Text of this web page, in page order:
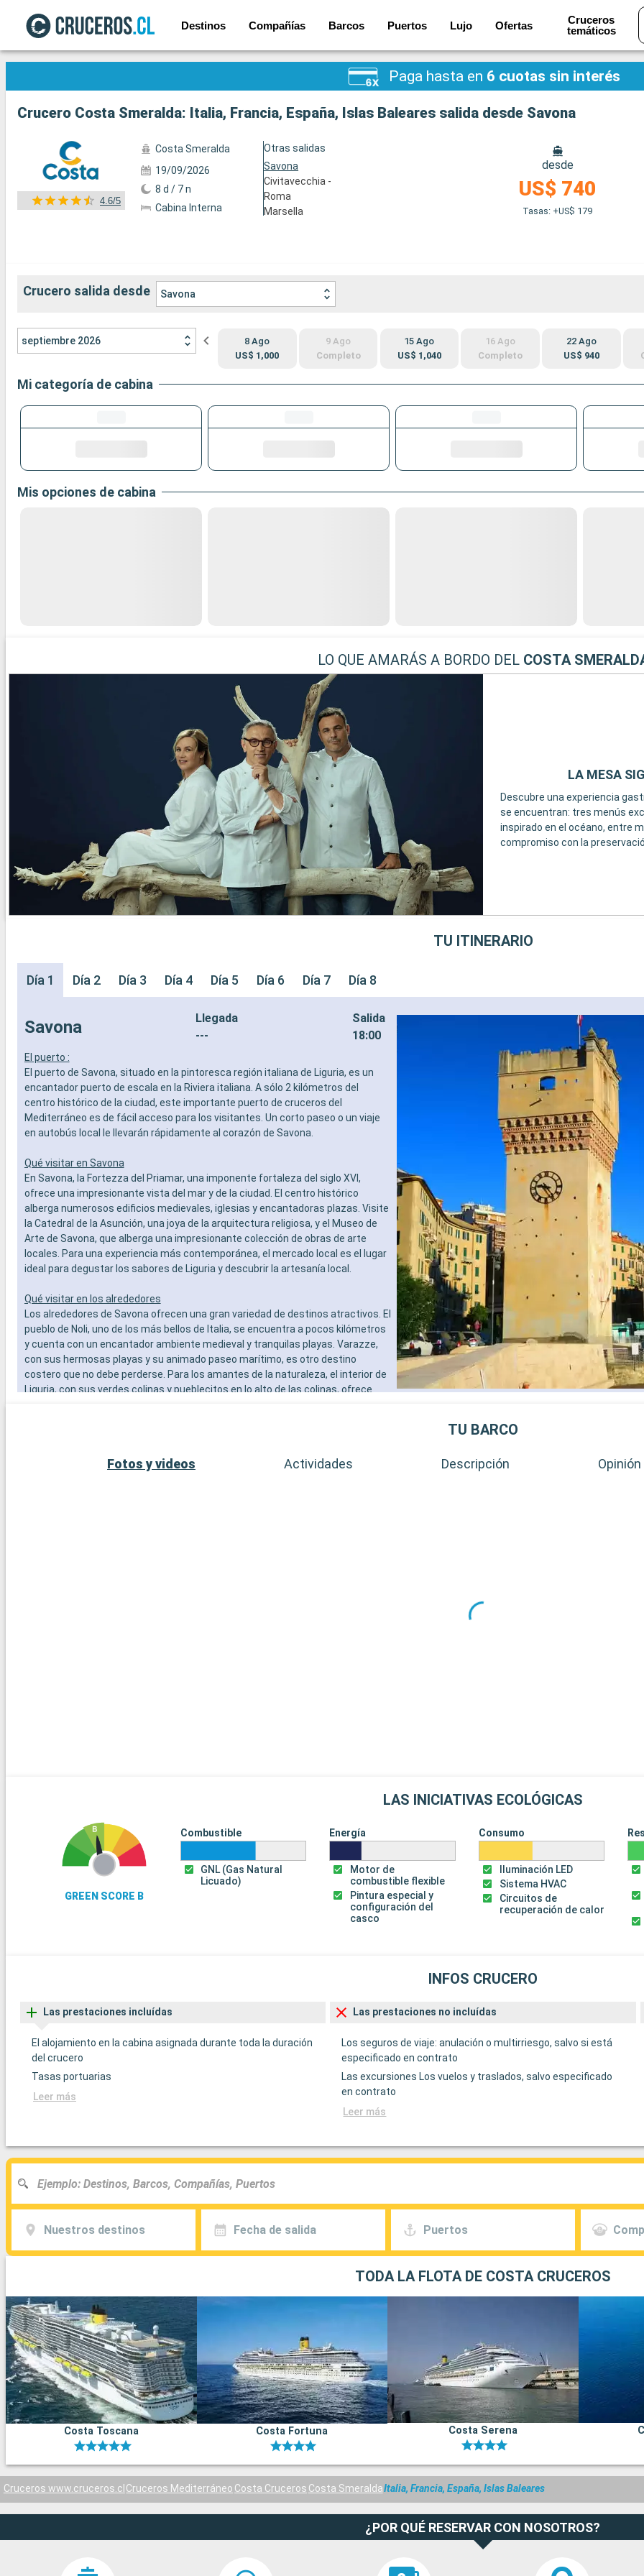
Destinos Compañías Barcos Puertos Lujo Ofertas
Cruceros
temáticos
Ver las 81 fotos siguientes
Paga hasta en 6 cuotas sin interés
Crucero Costa Smeralda: Italia, Francia, España, Islas Baleares salida desde Savona
4.6/5
Costa Smeralda
19/09/2026
8 d / 7 n
Cabina Interna
Otras salidas
Savona
Civitavecchia -
Roma
Marsella
desde
US$ 740
Tasas: +US$ 179
Crucero salida desde Savona
septiembre 2026
8 Ago
US$ 1,000
9 Ago
Completo
15 Ago
US$ 1,040
16 Ago
Completo
22 Ago
US$ 940
Mi categoría de cabina
Mis opciones de cabina
LO QUE AMARÁS A BORDO DEL COSTA
LA MESA
Descubre una experiencia
se encuentran: tres menús
inspirado en el océano, entre
compromiso con la
TU ITINERARIO
Día 1 Día 2 Día 3 Día 4 Día 5 Día 6 Día 7 Día 8
Savona
Llegada
---
Salida
18:00
El puerto :
El puerto de Savona, situado en la pintoresca región italiana de Liguria, es un
encantador puerto de escala en la Riviera italiana. A sólo 2 kilómetros del
centro histórico de la ciudad, este importante puerto de cruceros del
Mediterráneo es de fácil acceso para los visitantes. Un corto paseo o un viaje
en autobús local le llevarán rápidamente al corazón de Savona.
Qué visitar en Savona
En Savona, la Fortezza del Priamar, una imponente fortaleza del siglo XVI,
ofrece una impresionante vista del mar y de la ciudad. El centro histórico
alberga numerosos edificios medievales, iglesias y encantadoras plazas. Visite
la Catedral de la Asunción, una joya de la arquitectura religiosa, y el Museo de
Arte de Savona, que alberga una impresionante colección de obras de arte
locales. Para una experiencia más contemporánea, el mercado local es el lugar
ideal para degustar los sabores de Liguria y descubrir la artesanía local.
Qué visitar en los alrededores
Los alrededores de Savona ofrecen una gran variedad de destinos atractivos. El
pueblo de Noli, uno de los más bellos de Italia, se encuentra a pocos kilómetros
y cuenta con un encantador ambiente medieval y tranquilas playas. Varazze,
con sus hermosas playas y su animado paseo marítimo, es otro destino
costero que no debe perderse. Para los amantes de la naturaleza, el interior de
Liguria, con sus verdes colinas y pueblecitos en lo alto de las colinas, ofrece
TU BARCO
Fotos y videos Actividades Descripción
LAS INICIATIVAS ECOLÓGICAS
GREEN SCORE B
Combustible
GNL (Gas Natural
Licuado)
Energía
Motor de
combustible flexible
Pintura especial y
configuración del
casco
Consumo
Iluminación LED
Sistema HVAC
Circuitos de
recuperación de calor
INFOS CRUCERO
Las prestaciones incluídas
El alojamiento en la cabina asignada durante toda la duración
del crucero
Tasas portuarias
Leer más
Las prestaciones no incluídas
Los seguros de viaje: anulación o multirriesgo, salvo si está
especificado en contrato
Las excursiones Los vuelos y traslados, salvo especificado
en contrato
Leer más
Nuestros destinos Fecha de salida Puertos
TODA LA FLOTA DE COSTA CRUCEROS
Costa Toscana Costa Fortuna Costa Serena
Cruceros www.cruceros.cl Cruceros Mediterráneo Costa Cruceros Costa SmeraldaItalia, Francia, España, Islas Baleares
¿POR QUÉ RESERVAR CON NOSOTROS?